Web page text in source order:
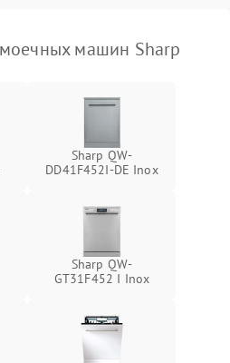
машин Sharp
Sharp QW-
DD41F452I-DE Inox
Sharp QW-
GT31F452 I Inox